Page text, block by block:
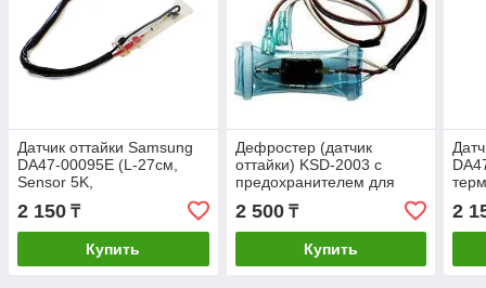
Датчик оттайки Samsung
DA47-00095E (L-27см,
Sensor 5K,
термопредохранитель
105℃)
2 150 ₸
Купить
Дефростер (датчик
оттайки) KSD-2003 с
предохранителем для
холодильника
2 500₸
Купить
2